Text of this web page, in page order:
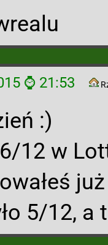
⌚ 21:53
:)
12 w
5/12, a